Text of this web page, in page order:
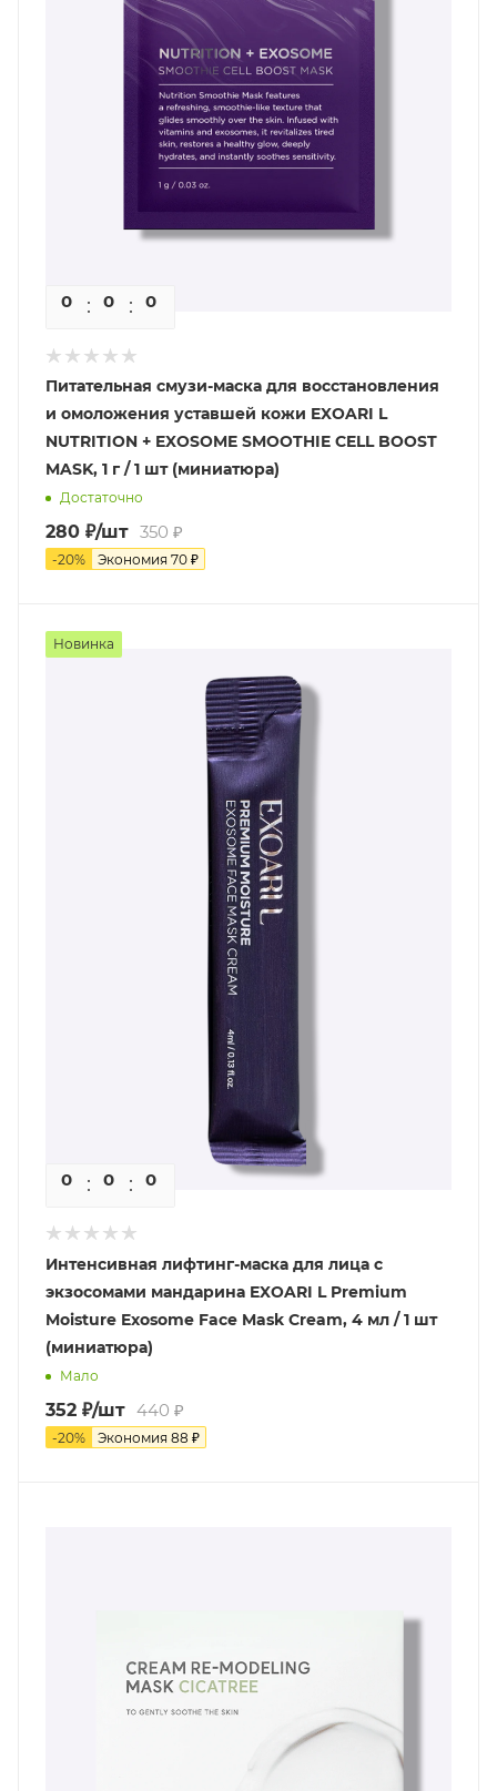
0 0 0
Питательная смузи-маска для восстановления
и омоложения уставшей кожи EXOARI L
NUTRITION + EXOSOME SMOOTHIE CELL BOOST
MASK, 1 г / 1 шт (миниатюра)
Достаточно
280 ₽/шт 350 ₽
-20% Экономия 70 ₽
Новинка
0 0 0
Интенсивная лифтинг-маска для лица с
экзосомами мандарина EXOARI L Premium
Moisture Exosome Face Mask Cream, 4 мл / 1 шт
(миниатюра)
Мало
352 ₽/шт 440 ₽
-20% Экономия 88 ₽